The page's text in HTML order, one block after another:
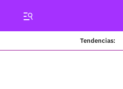
Tendencias: